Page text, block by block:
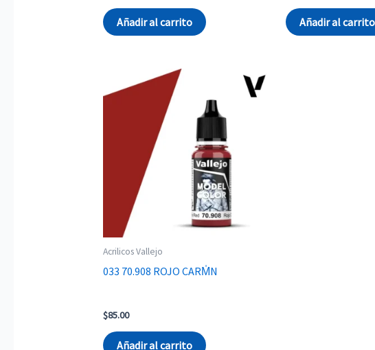
Añadir al carrito Añadir al carrito
Acrilicos Vallejo
033 70.908 ROJO CARM̍N
$85.00
Añadir al carrito